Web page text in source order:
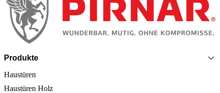
Produkte
Haustüren
Haustüren Holz